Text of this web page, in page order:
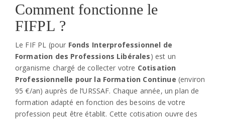
Comment fonctionne le
FIFPL ?
Le FIF PL (pour Fonds Interprofessionnel de
Formation des Professions Libérales) est un
organisme chargé de collecter votre Cotisation
Professionnelle pour la Formation Continue (environ
95 €/an) auprès de l’URSSAF. Chaque année, un plan de
formation adapté en fonction des besoins de votre
profession peut être établit. Cette cotisation ouvre des